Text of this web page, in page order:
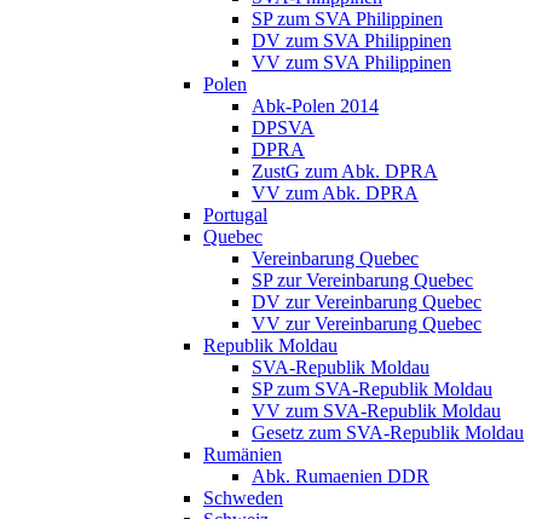
SP zum SVA Philippinen
DV zum SVA Philippinen
VV zum SVA Philippinen
Polen
Abk-Polen 2014
DPSVA
DPRA
ZustG zum Abk. DPRA
VV zum Abk. DPRA
Portugal
Quebec
Vereinbarung Quebec
SP zur Vereinbarung Quebec
DV zur Vereinbarung Quebec
VV zur Vereinbarung Quebec
Republik Moldau
SVA-Republik Moldau
SP zum SVA-Republik Moldau
VV zum SVA-Republik Moldau
Gesetz zum SVA-Republik Moldau
Rumänien
Abk. Rumaenien DDR
Schweden